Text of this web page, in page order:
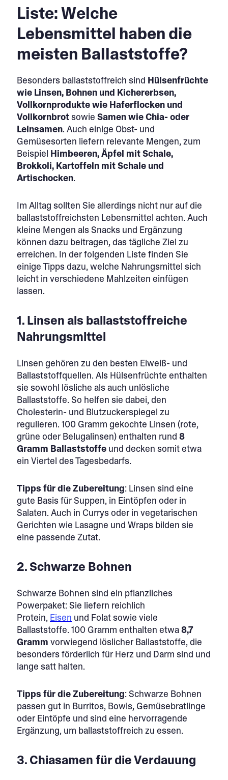
Liste: Welche
Lebensmittel haben die
meisten Ballaststoffe?
Besonders ballaststoffreich sind Hülsenfrüchte
wie Linsen, Bohnen und Kichererbsen,
Vollkornprodukte wie Haferflocken und
Vollkornbrotsowie Samen wie Chia- oder
Leinsamen. Auch einige Obst- und
Gemüsesorten liefern relevante Mengen, zum
Beispiel Himbeeren, Äpfel mit Schale,
Brokkoli, Kartoffeln mit Schale und
Artischocken.
Im Alltag sollten Sie allerdings nicht nur auf die
ballaststoffreichsten Lebensmittel achten. Auch
kleine Mengen als Snacks und Ergänzung
können dazu beitragen, das tägliche Ziel zu
erreichen. In der folgenden Liste finden Sie
einige Tipps dazu, welche Nahrungsmittel sich
leicht in verschiedene Mahlzeiten einfügen
lassen.
1. Linsen als ballaststoffreiche
Nahrungsmittel
Linsen gehören zu den besten Eiweiß- und
Ballaststoffquellen. Als Hülsenfrüchte enthalten
sie sowohl lösliche als auch unlösliche
Ballaststoffe. So helfen sie dabei, den
Cholesterin- und Blutzuckerspiegel zu
regulieren. 100 Gramm gekochte Linsen (rote,
grüne oder Belugalinsen) enthalten rund 8
Gramm Ballaststoffe und decken somit etwa
ein Viertel des Tagesbedarfs.
Tipps für die Zubereitung: Linsen sind eine
gute Basis für Suppen, in Eintöpfen oder in
Salaten. Auch in Currys oder in vegetarischen
Gerichten wie Lasagne und Wraps bilden sie
eine passende Zutat.
2. Schwarze Bohnen
Schwarze Bohnen sind ein pflanzliches
Powerpaket: Sie liefern reichlich
Protein, Eisen und Folat sowie viele
Ballaststoffe. 100 Gramm enthalten etwa8,7
Gramm vorwiegend löslicher Ballaststoffe, die
besonders förderlich für Herz und Darm sind und
lange satt halten.
Tipps für die Zubereitung: Schwarze Bohnen
passen gut in Burritos, Bowls, Gemüsebratlinge
oder Eintöpfe und sind eine hervorragende
Ergänzung, um ballaststoffreich zu essen.
3. Chiasamen für die Verdauung